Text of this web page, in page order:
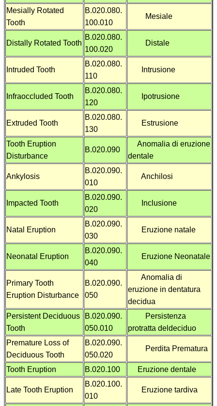
Mesially Rotated
Tooth
B.020.080.
100.010
Mesiale
Distally Rotated Tooth
B.020.080.
100.020
Distale
Intruded Tooth
B.020.080.
110
Intrusione
Infraoccluded Tooth
B.020.080.
120
Ipotrusione
Extruded Tooth
B.020.080.
130
Estrusione
Tooth Eruption
Disturbance
B.020.090
Anomalia di eruzione
dentale
Ankylosis
B.020.090.
010
Anchilosi
Impacted Tooth
B.020.090.
020
Inclusione
Natal Eruption
B.020.090.
030
Eruzione natale
Neonatal Eruption
B.020.090.
040
Eruzione Neonatale
Primary Tooth
Eruption Disturbance
B.020.090.
050
Anomalia di
eruzione in dentatura
decidua
Persistent Deciduous
Tooth
B.020.090.
050.010
Persistenza
protratta deldeciduo
Premature Loss of
Deciduous Tooth
B.020.090.
050.020
Perdita Prematura
Tooth Eruption B.020.100 Eruzione dentale
Late Tooth Eruption
B.020.100.
010
Eruzione tardiva